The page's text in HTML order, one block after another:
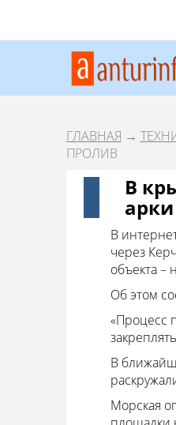
ГЛАВНАЯ →
ПРОЛИВ
В
В
через
объекта –
Об этом
«Процесс
В
Морская